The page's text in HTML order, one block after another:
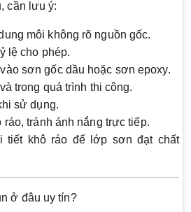
cần lưu ý:
môi không rõ nguồn gốc.
lệ cho phép.
sơn gốc dầu hoặc sơn epoxy.
trong quá trình thi công.
sử dụng.
ráo, tránh ánh nắng trực tiếp.
tiết khô ráo để lớp sơn đạt chất
ở đâu uy tín?